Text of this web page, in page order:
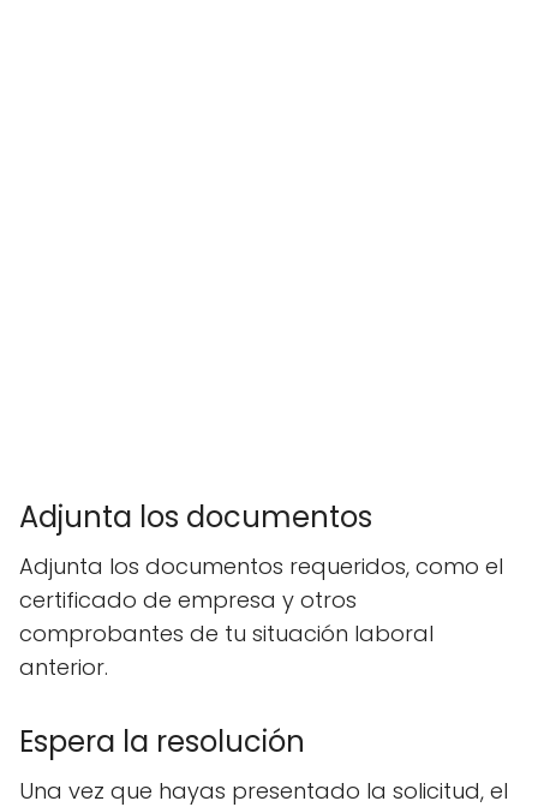
Adjunta los documentos
Adjunta los documentos requeridos, como el
certificado de empresa y otros
comprobantes de tu situación laboral
anterior.
Espera la resolución
Una vez que hayas presentado la solicitud, el